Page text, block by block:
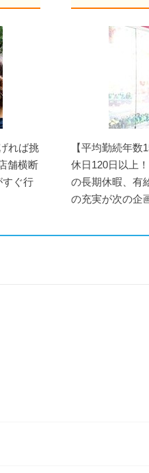
れば挑
舗横断
すぐ行
【平均勤続年
休日120日以上
の長期休暇、有
の充実が次の企